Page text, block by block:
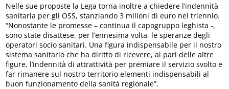
Nelle sue proposte la Lega torna inoltre a chiedere l’indennità
sanitaria per gli OSS, stanziando 3 milioni di euro nel triennio.
“Nonostante le promesse – continua il capogruppo leghista -,
sono state disattese, per l’ennesima volta, le speranze degli
operatori socio sanitari. Una figura indispensabile per il nostro
sistema sanitario che ha diritto di ricevere, al pari delle altre
figure, l’indennità di attrattività per premiare il servizio svolto e
far rimanere sul nostro territorio elementi indispensabili al
buon funzionamento della sanità regionale”.